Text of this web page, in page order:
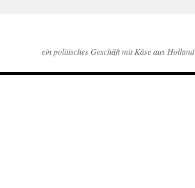
ein politisches Geschäft mit Käse aus Holland